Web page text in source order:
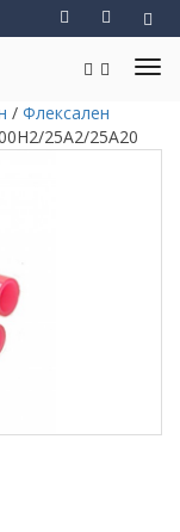
/ Флексален
25A2/25A20